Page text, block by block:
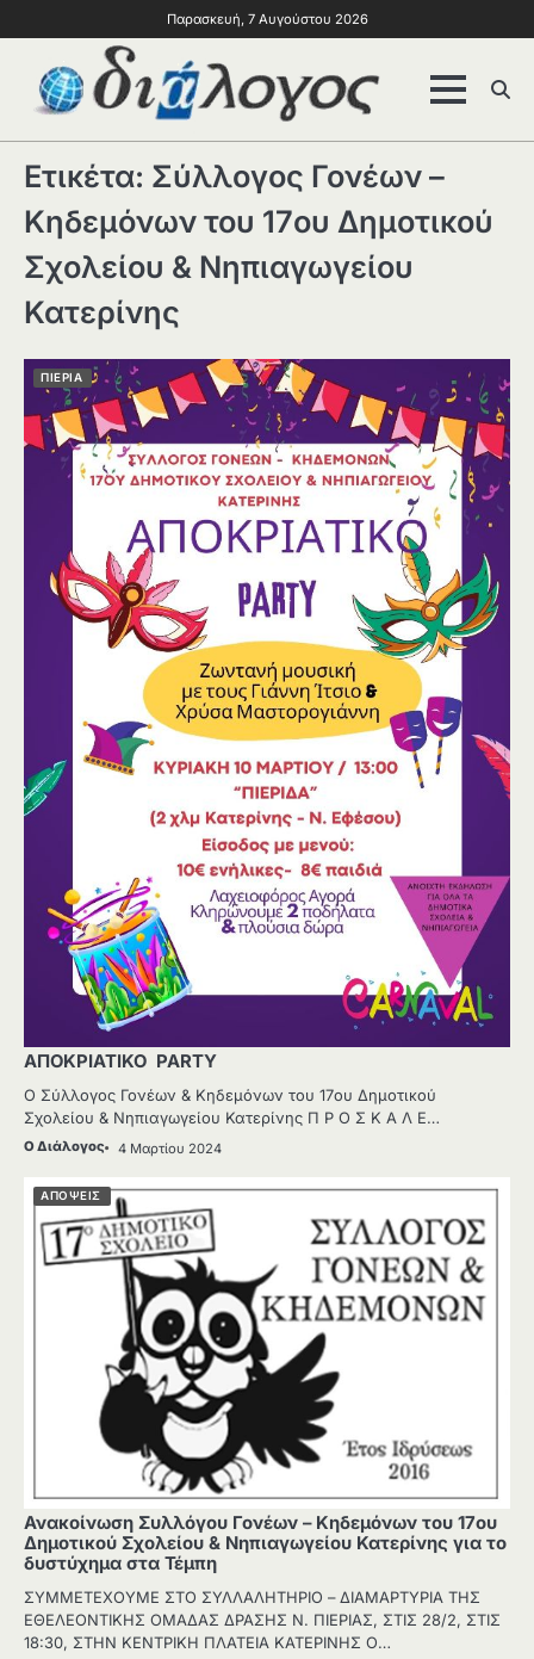
Παρασκευή, 7 Αυγούστου 2026
Ετικέτα: Σύλλογος Γονέων –
Κηδεμόνων του 17ου Δημοτικού
Σχολείου & Νηπιαγωγείου
Κατερίνης
ΠΙΕΡΙΑ
ΑΠΟΚΡΙΑΤΙΚΟ PARTY
Ο Σύλλογος Γονέων & Κηδεμόνων του 17ου Δημοτικού
Σχολείου & Νηπιαγωγείου Κατερίνης Π Ρ Ο Σ Κ Α Λ Ε…
Ο Διάλογος 4 Μαρτίου 2024
ΑΠΟΨΕΙΣ
Ανακοίνωση Συλλόγου Γονέων – Κηδεμόνων του 17ου
Δημοτικού Σχολείου & Νηπιαγωγείου Κατερίνης για το
δυστύχημα στα Τέμπη
ΣΥΜΜΕΤΕΧΟΥΜΕ ΣΤΟ ΣΥΛΛΑΛΗΤΗΡΙΟ – ΔΙΑΜΑΡΤΥΡΙΑ ΤΗΣ
ΕΘΕΛΕΟΝΤΙΚΗΣ ΟΜΑΔΑΣ ΔΡΑΣΗΣ Ν. ΠΙΕΡΙΑΣ, ΣΤΙΣ 28/2, ΣΤΙΣ
18:30, ΣΤΗΝ ΚΕΝΤΡΙΚΗ ΠΛΑΤΕΙΑ ΚΑΤΕΡΙΝΗΣ Ο…